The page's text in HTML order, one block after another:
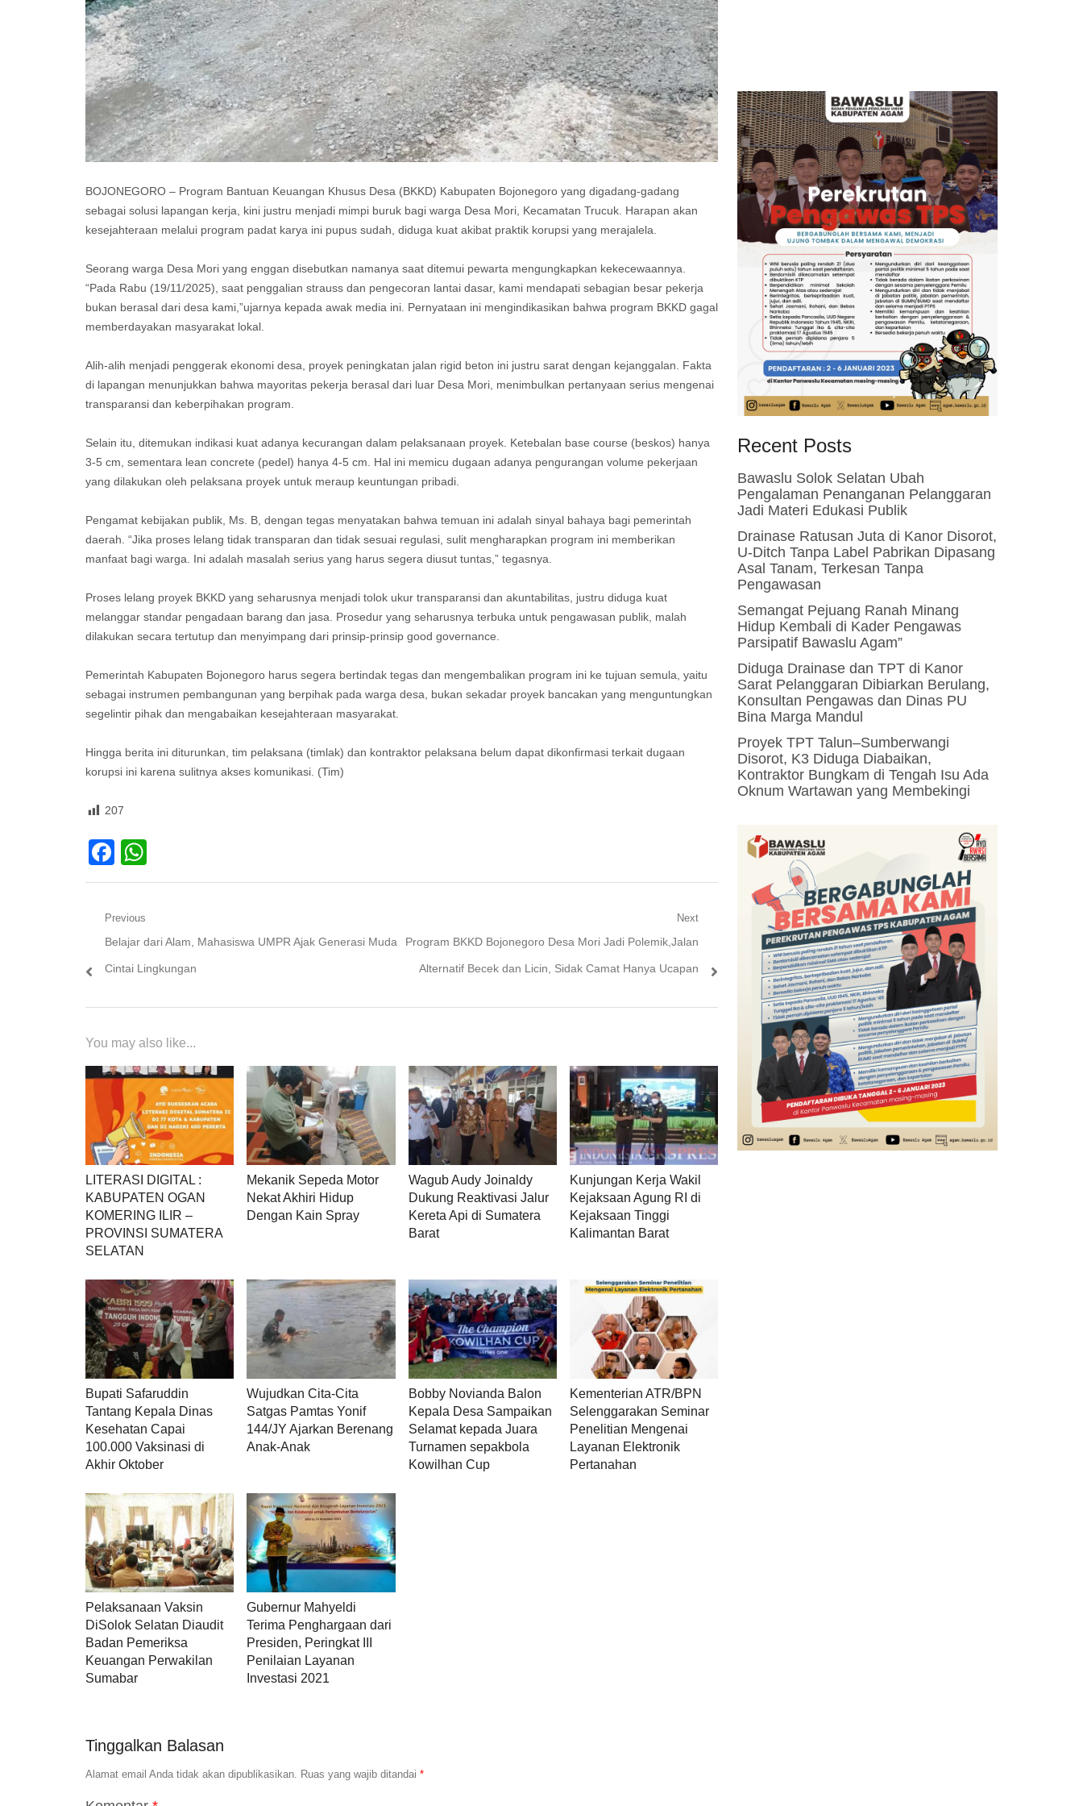
BOJONEGORO – Program Bantuan Keuangan Khusus Desa (BKKD) Kabupaten Bojonegoro yang digadang-gadang
sebagai solusi lapangan kerja, kini justru menjadi mimpi buruk bagi warga Desa Mori, Kecamatan Trucuk. Harapan akan
kesejahteraan melalui program padat karya ini pupus sudah, diduga kuat akibat praktik korupsi yang merajalela.
Seorang warga Desa Mori yang enggan disebutkan namanya saat ditemui pewarta mengungkapkan kekecewaannya.
“Pada Rabu (19/11/2025), saat penggalian strauss dan pengecoran lantai dasar, kami mendapati sebagian besar pekerja
bukan berasal dari desa kami,”ujarnya kepada awak media ini. Pernyataan ini mengindikasikan bahwa program BKKD gagal
memberdayakan masyarakat lokal.
Alih-alih menjadi penggerak ekonomi desa, proyek peningkatan jalan rigid beton ini justru sarat dengan kejanggalan. Fakta
di lapangan menunjukkan bahwa mayoritas pekerja berasal dari luar Desa Mori, menimbulkan pertanyaan serius mengenai
transparansi dan keberpihakan program.
Selain itu, ditemukan indikasi kuat adanya kecurangan dalam pelaksanaan proyek. Ketebalan base course (beskos) hanya
3-5 cm, sementara lean concrete (pedel) hanya 4-5 cm. Hal ini memicu dugaan adanya pengurangan volume pekerjaan
yang dilakukan oleh pelaksana proyek untuk meraup keuntungan pribadi.
Pengamat kebijakan publik, Ms. B, dengan tegas menyatakan bahwa temuan ini adalah sinyal bahaya bagi pemerintah
daerah. “Jika proses lelang tidak transparan dan tidak sesuai regulasi, sulit mengharapkan program ini memberikan
manfaat bagi warga. Ini adalah masalah serius yang harus segera diusut tuntas,” tegasnya.
Proses lelang proyek BKKD yang seharusnya menjadi tolok ukur transparansi dan akuntabilitas, justru diduga kuat
melanggar standar pengadaan barang dan jasa. Prosedur yang seharusnya terbuka untuk pengawasan publik, malah
dilakukan secara tertutup dan menyimpang dari prinsip-prinsip good governance.
Pemerintah Kabupaten Bojonegoro harus segera bertindak tegas dan mengembalikan program ini ke tujuan semula, yaitu
sebagai instrumen pembangunan yang berpihak pada warga desa, bukan sekadar proyek bancakan yang menguntungkan
segelintir pihak dan mengabaikan kesejahteraan masyarakat.
Hingga berita ini diturunkan, tim pelaksana (timlak) dan kontraktor pelaksana belum dapat dikonfirmasi terkait dugaan
korupsi ini karena sulitnya akses komunikasi. (Tim)
207
Facebook
Navigasi
pos
Previous
Previous
post:
Belajar dari Alam, Mahasiswa UMPR Ajak Generasi Muda
Cintai Lingkungan
Next
Next
post:
Program BKKD Bojonegoro Desa Mori Jadi Polemik,Jalan
Alternatif Becek dan Licin, Sidak Camat Hanya Ucapan
You may also like...
LITERASI DIGITAL :
KABUPATEN OGAN
KOMERING ILIR –
PROVINSI SUMATERA
SELATAN
Mekanik Sepeda Motor
Nekat Akhiri Hidup
Dengan Kain Spray
Wagub Audy Joinaldy
Dukung Reaktivasi Jalur
Kereta Api di Sumatera
Barat
Kunjungan Kerja Wakil
Kejaksaan Agung RI di
Kejaksaan Tinggi
Kalimantan Barat
Bupati Safaruddin
Tantang Kepala Dinas
Kesehatan Capai
100.000 Vaksinasi di
Akhir Oktober
Wujudkan Cita-Cita
Satgas Pamtas Yonif
144/JY Ajarkan Berenang
Anak-Anak
Bobby Novianda Balon
Kepala Desa Sampaikan
Selamat kepada Juara
Turnamen sepakbola
Kowilhan Cup
Kementerian ATR/BPN
Selenggarakan Seminar
Penelitian Mengenai
Layanan Elektronik
Pertanahan
Pelaksanaan Vaksin
DiSolok Selatan Diaudit
Badan Pemeriksa
Keuangan Perwakilan
Sumabar
Gubernur Mahyeldi
Terima Penghargaan dari
Presiden, Peringkat III
Penilaian Layanan
Investasi 2021
Tinggalkan Balasan
Alamat email Anda tidak akan dipublikasikan. Ruas yang wajib ditandai *
Recent Posts
Bawaslu Solok Selatan Ubah
Pengalaman Penanganan Pelanggaran
Jadi Materi Edukasi Publik
Drainase Ratusan Juta di Kanor Disorot,
U-Ditch Tanpa Label Pabrikan Dipasang
Asal Tanam, Terkesan Tanpa
Pengawasan
Semangat Pejuang Ranah Minang
Hidup Kembali di Kader Pengawas
Parsipatif Bawaslu Agam”
Diduga Drainase dan TPT di Kanor
Sarat Pelanggaran Dibiarkan Berulang,
Konsultan Pengawas dan Dinas PU
Bina Marga Mandul
Proyek TPT Talun–Sumberwangi
Disorot, K3 Diduga Diabaikan,
Kontraktor Bungkam di Tengah Isu Ada
Oknum Wartawan yang Membekingi